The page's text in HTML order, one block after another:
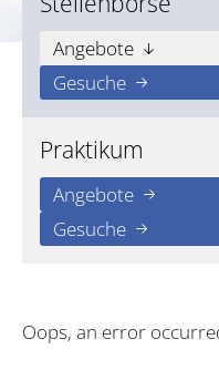
Angebote
Gesuche
Praktikum
Angebote
Gesuche
Oops, an error